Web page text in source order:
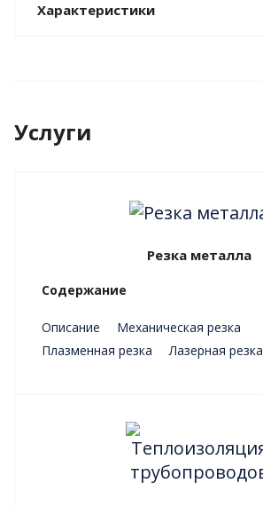
Характеристики
Услуги
Резка металла
Содержание
Описание
Механическая резка
Плазменная резка
Лазерная резка